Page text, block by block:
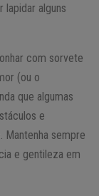
alguns
com sorvete
(ou o
que algumas
e
Mantenha sempre
e gentileza em